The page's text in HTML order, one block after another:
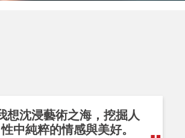
想沈浸藝術之海，挖掘人
性中純粹的情感與美好。